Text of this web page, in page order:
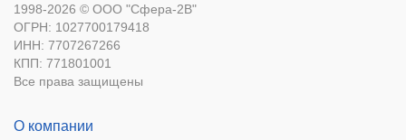
1998-2026 © ООО "Сфера-2В"
ОГРН: 1027700179418
ИНН: 7707267266
КПП: 771801001
Все права защищены
О компании